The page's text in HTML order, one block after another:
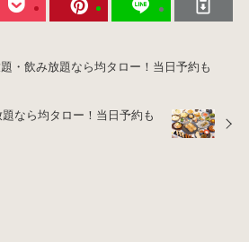
・飲み放題なら均タロー！当日予約も
なら均タロー！当日予約も